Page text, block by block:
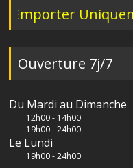
Uniquement
Ouverture 7j/7
Du Mardi au Dimanche
12h00 - 14h00
19h00 - 24h00
Le Lundi
19h00 - 24h00